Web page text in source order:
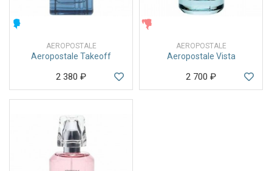
AEROPOSTALE
Aeropostale Takeoff
2 380 ₽
AEROPOSTALE
Aeropostale Vista
2 700 ₽